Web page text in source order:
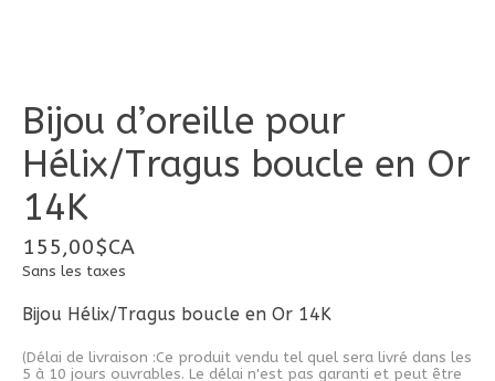
Bijou d’oreille pour
Hélix/Tragus boucle en Or
14K
155,00$CA
Sans les taxes
Bijou Hélix/Tragus boucle en Or 14K
(Délai de livraison :Ce produit vendu tel quel sera livré dans les
5 à 10 jours ouvrables. Le délai n'est pas garanti et peut être